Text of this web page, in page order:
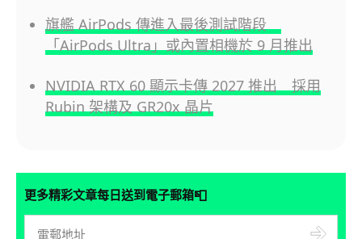
旗艦 AirPods 傳進入最後測試階段
「AirPods Ultra」或內置相機於 9 月推出
NVIDIA RTX 60 顯示卡傳 2027 推出 採用
Rubin 架構及 GR20x 晶片
更多精彩文章每日送到電子郵箱📮